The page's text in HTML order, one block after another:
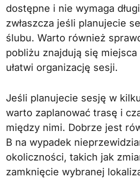
dostępne i nie wymaga
zwłaszcza jeśli planujecie
ślubu. Warto również
pobliżu znajdują się
ułatwi organizację sesji.
Jeśli planujecie sesję w
warto zaplanować trasę i
między nimi. Dobrze jest
B na wypadek
okoliczności, takich jak
zamknięcie wybranej